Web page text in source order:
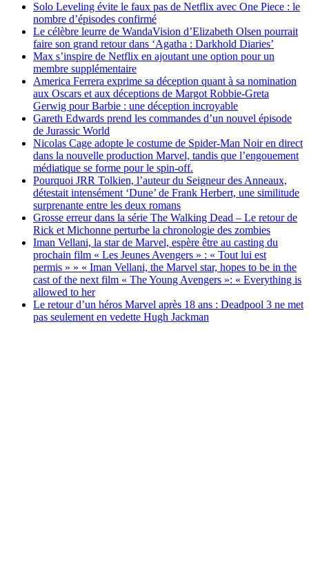
Solo Leveling évite le faux pas de Netflix avec One Piece : le
nombre d’épisodes confirmé
Le célèbre leurre de WandaVision d’Elizabeth Olsen pourrait
faire son grand retour dans ‘Agatha : Darkhold Diaries’
Max s’inspire de Netflix en ajoutant une option pour un
membre supplémentaire
America Ferrera exprime sa déception quant à sa nomination
aux Oscars et aux déceptions de Margot Robbie-Greta
Gerwig pour Barbie : une déception incroyable
Gareth Edwards prend les commandes d’un nouvel épisode
de Jurassic World
Nicolas Cage adopte le costume de Spider-Man Noir en direct
dans la nouvelle production Marvel, tandis que l’engouement
médiatique se forme pour le spin-off.
Pourquoi JRR Tolkien, l’auteur du Seigneur des Anneaux,
détestait intensément ‘Dune’ de Frank Herbert, une similitude
surprenante entre les deux romans
Grosse erreur dans la série The Walking Dead – Le retour de
Rick et Michonne perturbe la chronologie des zombies
Iman Vellani, la star de Marvel, espère être au casting du
prochain film « Les Jeunes Avengers » : « Tout lui est
permis » » « Iman Vellani, the Marvel star, hopes to be in the
cast of the next film « The Young Avengers »: « Everything is
allowed to her
Le retour d’un héros Marvel après 18 ans : Deadpool 3 ne met
pas seulement en vedette Hugh Jackman